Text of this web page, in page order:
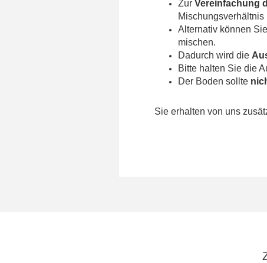
Zur Vereinfachung
Mischungsverhältnis
Alternativ können
mischen.
Dadurch wird die
Bitte halten Sie die
Der Boden sollte
Sie erhalten von uns